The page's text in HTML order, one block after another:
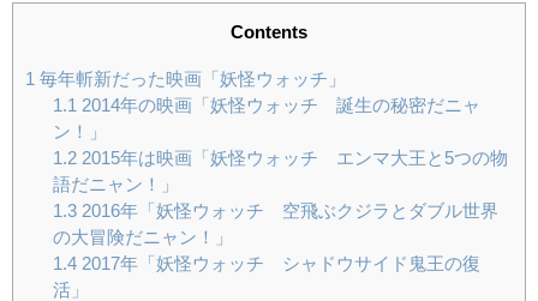
Contents
1 毎年斬新だった映画「妖怪ウォッチ」
1.1 2014年の映画「妖怪ウォッチ 誕生の秘密だニャ
ン！」
1.22015年は映画「妖怪ウォッチ エンマ大王と5つの物
語だニャン！」
1.32016年「妖怪ウォッチ 空飛ぶクジラとダブル世界
の大冒険だニャン！」
1.42017年「妖怪ウォッチ シャドウサイド鬼王の復
活」